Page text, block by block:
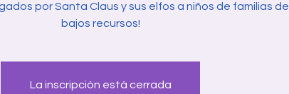
por Santa Claus y sus elfos a niños de familias de
bajos recursos!
La inscripción está cerrada